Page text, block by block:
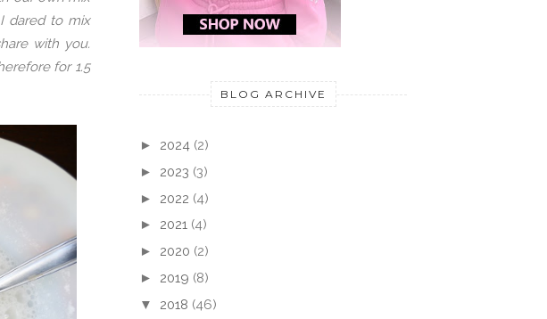
dared to mix
with you.
for 1.5
BLOG ARCHIVE
► 2024 (2)
► 2023 (3)
► 2022 (4)
► 2021 (4)
► 2020 (2)
► 2019 (8)
▼ 2018 (46)